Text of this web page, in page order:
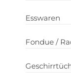
Esswaren
Fondue /